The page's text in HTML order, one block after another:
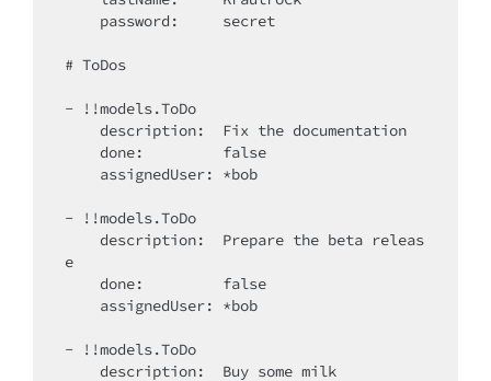
# ToDos
- !!models.ToDo
- !!models.ToDo
e
- !!models.ToDo